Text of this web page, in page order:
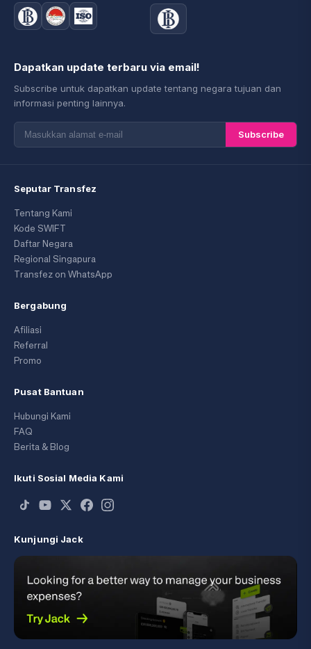
Dapatkan update terbaru via email!
Subscribe untuk dapatkan update tentang negara tujuan dan
informasi penting lainnya.
Subscribe
Seputar Transfez
Tentang Kami
Kode SWIFT
Daftar Negara
Regional Singapura
Transfez on WhatsApp
Bergabung
Afiliasi
Referral
Promo
Pusat Bantuan
Hubungi Kami
FAQ
Berita & Blog
Ikuti Sosial Media Kami
Kunjungi Jack